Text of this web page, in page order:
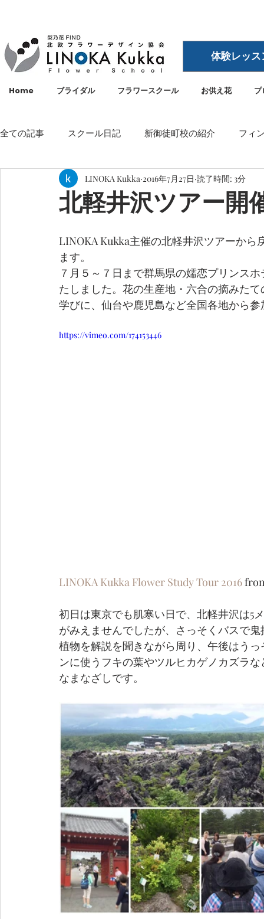
体験レッ
Home ブライダル フラワースクール お供え花 プ
全ての記事 スクール日記 新御徒町校の紹介 フィ
メディア・雑誌掲載 空間ディスプレイ
北軽井沢ツアー開
LINOKA Kukka 2016年7月27日 読了時間: 3分
LINOKA Kukka主催の北軽井沢ツアーか
ます。
７月５～７日まで群馬県の嬬恋プリンス
たしました。花の生産地・六合の摘みた
学びに、仙台や鹿児島など全国各地から
https://vimeo.com/174153446
LINOKA Kukka Flower Study Tour 2016
初日は東京でも肌寒い日で、北軽井沢は5
がみえませんでしたが、さっそくバスで
植物を解説を聞きながら周り、午後はう
ンに使うフキの葉やツルヒカゲノカズラ
なまなざしです。